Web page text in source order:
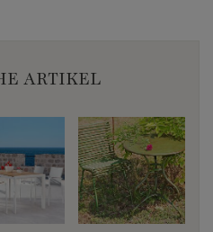
ARTIKEL